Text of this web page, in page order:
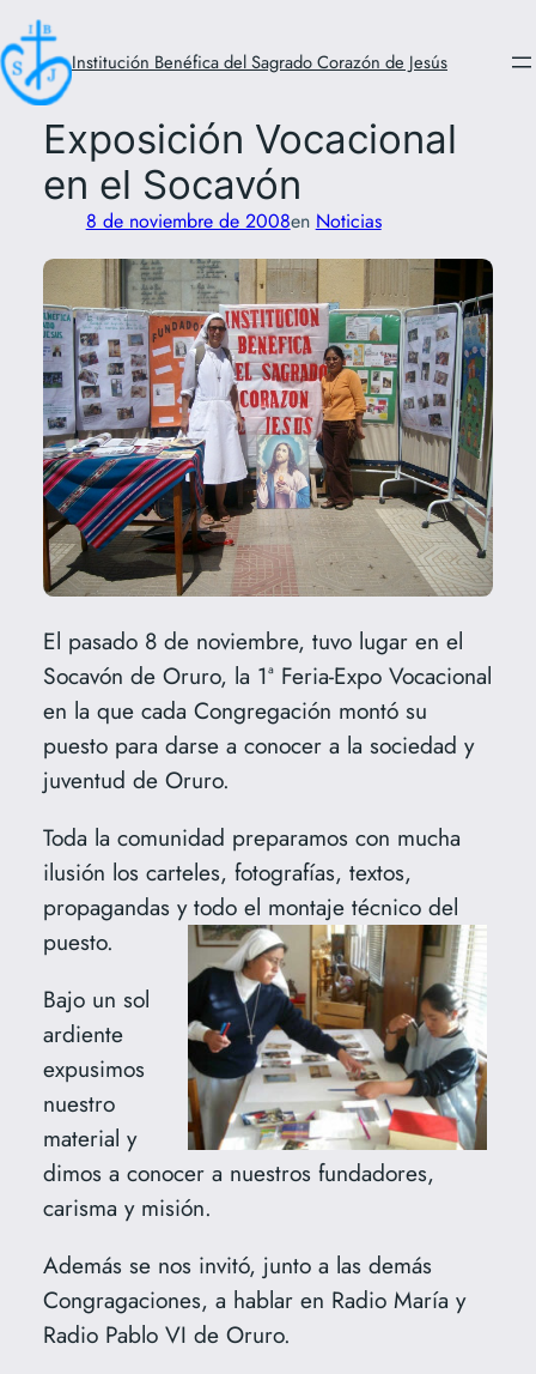
Saltar
al
contenido
Institución Benéfica del Sagrado Corazón de Jesús
Exposición Vocacional
en el Socavón
8 de noviembre de 2008en Noticias
El pasado 8 de noviembre, tuvo lugar en el
Socavón de Oruro, la 1ª Feria-Expo Vocacional
en la que cada Congregación montó su
puesto para darse a conocer a la sociedad y
juventud de Oruro.
Toda la comunidad preparamos con mucha
ilusión los carteles, fotografías, textos,
propagandas y todo el montaje técnico del
puesto.
Bajo un sol
ardiente
expusimos
nuestro
material y
dimos a conocer a nuestros fundadores,
carisma y misión.
Además se nos invitó, junto a las demás
Congragaciones, a hablar en Radio María y
Radio Pablo VI de Oruro.